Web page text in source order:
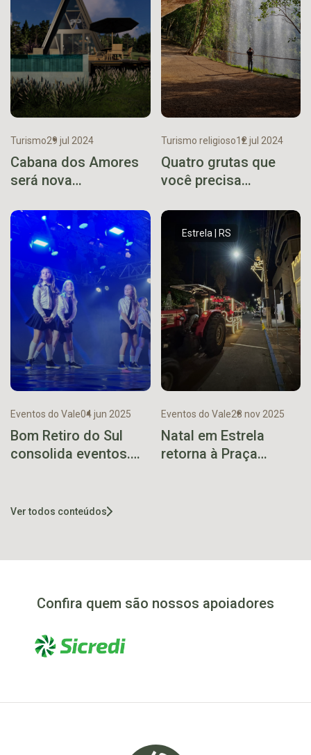
Turismo29 jul 2024
Cabana dos Amores
será nova
Teutônia
Turismo religioso12 jul 2024
Quatro grutas que
você precisa
Eventos do Vale04 jun 2025
Bom Retiro do Sul
consolida eventos.
Estrela | RS
Eventos do Vale28 nov 2025
Natal em Estrela
retorna à Praça
Ver todos conteúdos
Confira quem são nossos apoiadores